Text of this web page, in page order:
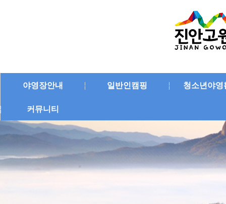
야영장안내 일반인캠핑 청소년야영
커뮤니티